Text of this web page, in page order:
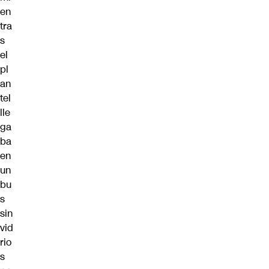
en
tra
s
el
pl
an
tel
lle
ga
ba
en
un
bu
s
sin
vid
rio
s